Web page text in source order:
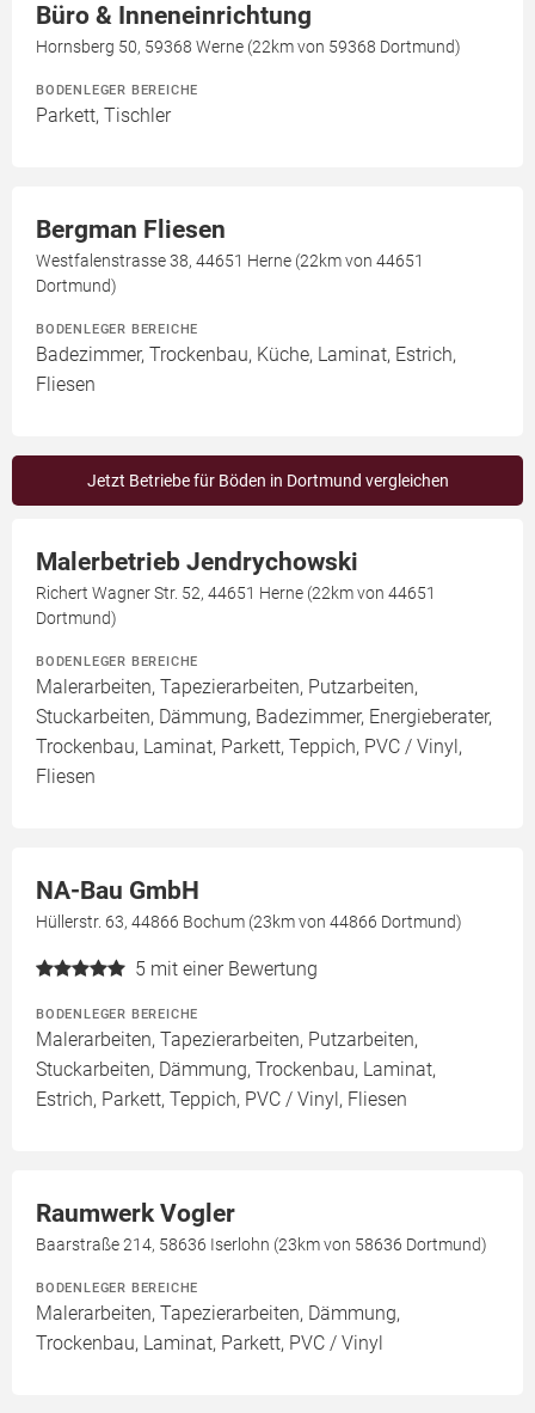
Büro & Inneneinrichtung
Hornsberg 50, 59368 Werne (22km von 59368 Dortmund)
BODENLEGER BEREICHE
Parkett, Tischler
Bergman Fliesen
Westfalenstrasse 38, 44651 Herne (22km von 44651
Dortmund)
BODENLEGER BEREICHE
Badezimmer, Trockenbau, Küche, Laminat, Estrich,
Fliesen
Jetzt Betriebe für Böden in Dortmund vergleichen
Malerbetrieb Jendrychowski
Richert Wagner Str. 52, 44651 Herne (22km von 44651
Dortmund)
BODENLEGER BEREICHE
Malerarbeiten, Tapezierarbeiten, Putzarbeiten,
Stuckarbeiten, Dämmung, Badezimmer, Energieberater,
Trockenbau, Laminat, Parkett, Teppich, PVC / Vinyl,
Fliesen
NA-Bau GmbH
Hüllerstr. 63, 44866 Bochum (23km von 44866 Dortmund)
5 mit einer Bewertung
BODENLEGER BEREICHE
Malerarbeiten, Tapezierarbeiten, Putzarbeiten,
Stuckarbeiten, Dämmung, Trockenbau, Laminat,
Estrich, Parkett, Teppich, PVC / Vinyl, Fliesen
Raumwerk Vogler
Baarstraße 214, 58636 Iserlohn (23km von 58636 Dortmund)
BODENLEGER BEREICHE
Malerarbeiten, Tapezierarbeiten, Dämmung,
Trockenbau, Laminat, Parkett, PVC / Vinyl